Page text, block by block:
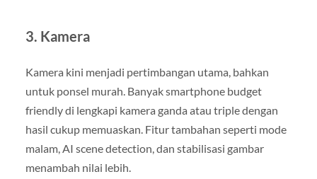
3. Kamera
Kamera kini menjadi pertimbangan utama, bahkan
untuk ponsel murah. Banyak smartphone budget
friendly di lengkapi kamera ganda atau triple dengan
hasil cukup memuaskan. Fitur tambahan seperti mode
malam, AI scene detection, dan stabilisasi gambar
menambah nilai lebih.